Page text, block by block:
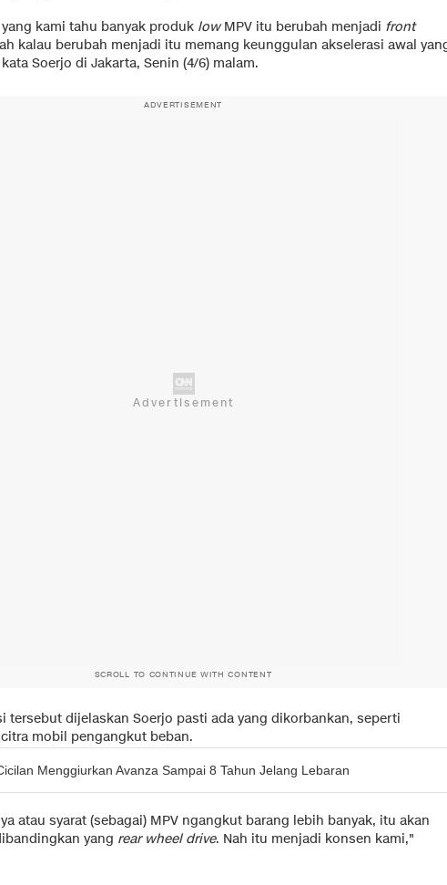
kami tahu banyak produk lowMPV itu berubah menjadi front
kalau berubah menjadi itu memang keunggulan akselerasi awal
Soerjo di Jakarta, Senin (4/6) malam.
ADVERTISEMENT
SCROLL TO CONTINUE WITH CONTENT
tersebut dijelaskan Soerjo pasti ada yang dikorbankan, seperti
mobil pengangkut beban.
Menggiurkan Avanza Sampai 8 Tahun Jelang Lebaran
atau syarat (sebagai) MPV ngangkut barang lebih banyak, itu akan
yang rear wheel drive. Nah itu menjadi konsen kami,"